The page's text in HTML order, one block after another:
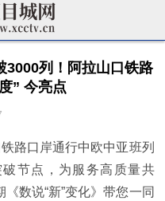
3000列！阿拉山口铁路
” 今亮点
路口岸通行中欧中亚班列
节点，为服务高质量共
数说“新”变化》带您一同